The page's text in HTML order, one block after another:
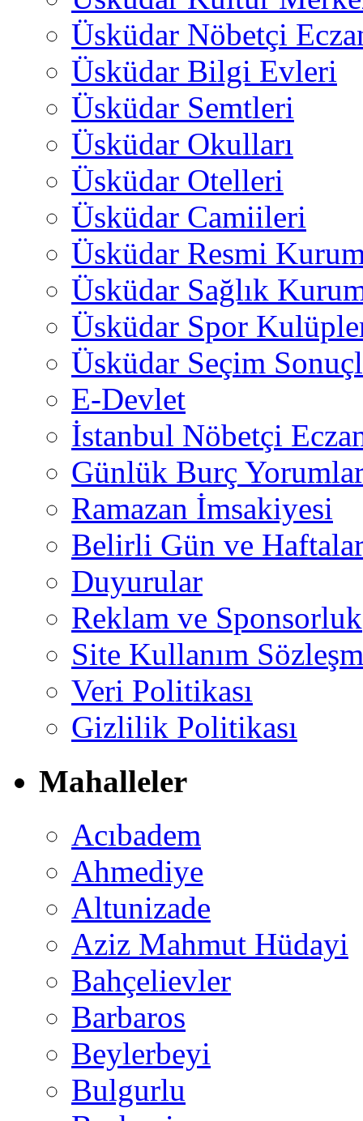
Üsküdar Nöbetçi
Üsküdar Bilgi Evleri
Üsküdar Semtleri
Üsküdar Okulları
Üsküdar Otelleri
Üsküdar Camiileri
Üsküdar Resmi
Üsküdar Sağlık
Üsküdar Spor
Üsküdar Seçim
E-Devlet
İstanbul Nöbetçi
Günlük Burç
Ramazan İmsakiyesi
Belirli Gün ve
Duyurular
Reklam ve Sponsorluk
Site Kullanım
Veri Politikası
Gizlilik Politikası
Mahalleler
Acıbadem
Ahmediye
Altunizade
Aziz Mahmut Hüdayi
Bahçelievler
Barbaros
Beylerbeyi
Bulgurlu